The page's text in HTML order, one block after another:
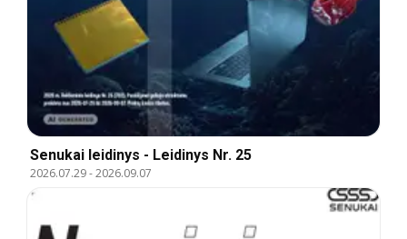
Senukai leidinys - Leidinys Nr. 25
2026.07.29-2026.09.07